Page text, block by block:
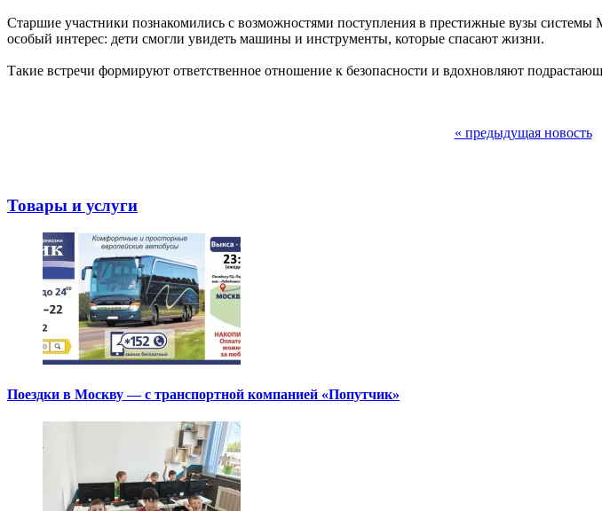
Старшие участники познакомились с возможностями поступления в престижные вузы
особый интерес: дети смогли увидеть машины и инструменты, которые спасают жизни.
Такие встречи формируют ответственное отношение к безопасности и вдохновляют
« предыдущая новость
Товары и услуги
Поездки в Москву — с транспортной компанией «Попутчик»